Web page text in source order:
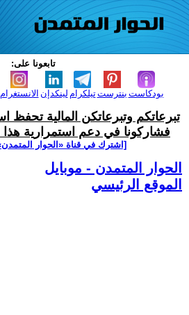
تابعونا على:
الانستغرام لينكدإن تيلكرامبنترست بودكاست
تبرعاتكم وتبرعاتكن المالية تحفظ
فشاركونا في دعم استمرارية هذا
[اشترك في قناة ‫«الحوار
الحوار المتمدن - موبايل
الموقع الرئيسي